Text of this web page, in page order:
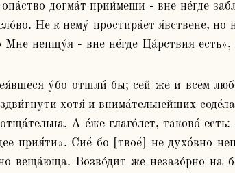
догма́т прии́меши - вне не́где
Не к нему́ простира́ет я́вствене,
непщу́я - вне не́где Ца́рствия
хотя́ и внима́тельнейших
А е́же глаго́лет, таково́
прия́ти». Сие́ бо [твое́] не духо́вно
веща́юща. Возво́дит же незазо́рно на